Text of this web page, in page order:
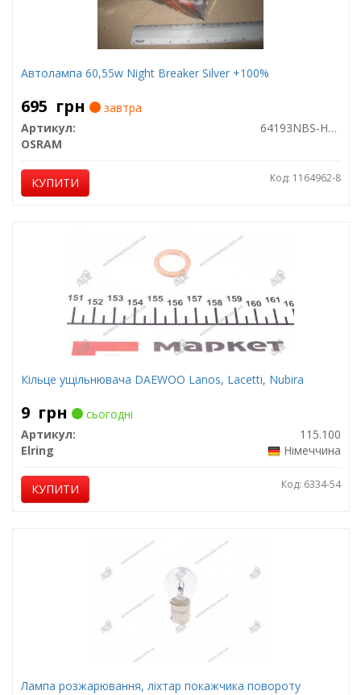
Автолампа 60,55w Night Breaker Silver +100%
695 грн
завтра
Артикул:
64193NBS-HCB
OSRAM
КУПИТИ Код: 1164962-8
Кільце ущільнювача DAEWOO Lanos, Lacetti, Nubira
9 грн
сьогодні
Артикул:
115.100
Elring
Німеччина
КУПИТИ Код: 6334-54
Лампа розжарювання, ліхтар покажчика повороту